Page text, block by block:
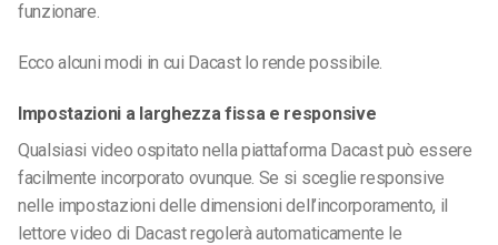
funzionare.
Ecco alcuni modi in cui Dacast lo rende possibile.
Impostazioni a larghezza fissa e responsive
Qualsiasi video ospitato nella piattaforma Dacast può essere
facilmente incorporato ovunque. Se si sceglie responsive
nelle impostazioni delle dimensioni dell’incorporamento, il
lettore video di Dacast regolerà automaticamente le